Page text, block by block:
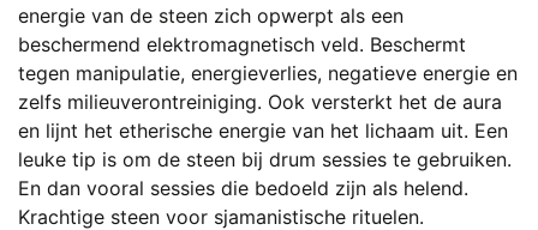
energie van de steen zich opwerpt als een
beschermend elektromagnetisch veld. Beschermt
tegen manipulatie, energieverlies, negatieve energie en
zelfs milieuverontreiniging. Ook versterkt het de aura
en lijnt het etherische energie van het lichaam uit. Een
leuke tip is om de steen bij drum sessies te gebruiken.
En dan vooral sessies die bedoeld zijn als helend.
Krachtige steen voor sjamanistische rituelen.